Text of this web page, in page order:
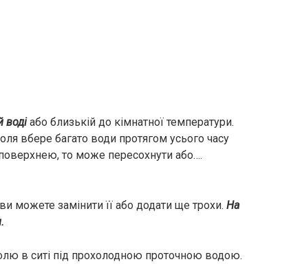
водіабо близькій до кімнатної температури.
вбере багато води протягом усього часу
то може пересохнути або….
можете замінити її або додати ще трохи. На
в ситі під прохолодною проточною водою.